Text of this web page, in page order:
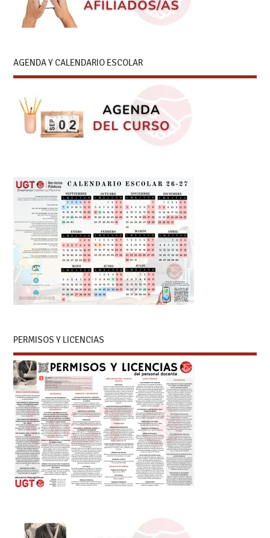
AGENDA Y CALENDARIO ESCOLAR
PERMISOS Y LICENCIAS